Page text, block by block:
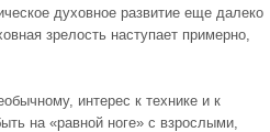
духовное развитие еще далеко
зрелость наступает примерно,
интерес к технике и к
на «равной ноге» с взрослыми,